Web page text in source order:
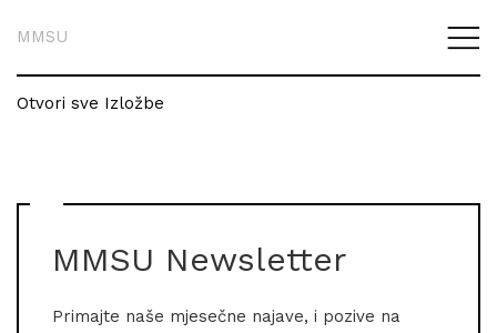
MMSU
Otvori sve Izložbe
MMSU Newsletter
Primajte naše mjesečne najave, i pozive na